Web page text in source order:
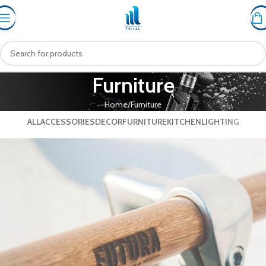
Furniture
Home Furniture
ALLACCESSORIESDECORFURNITUREKITCHENLIGHTING